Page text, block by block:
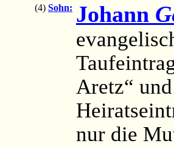
(4) Sohn: Johann
Aretz“
nur die